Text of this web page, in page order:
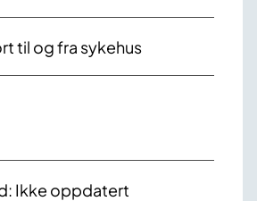
til og fra sykehus
Ikke oppdatert